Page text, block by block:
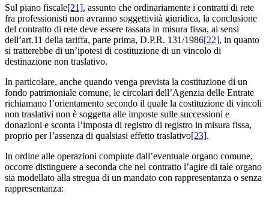
Sul piano fiscale[21], assunto che ordinariamente i contratti di rete
fra professionisti non avranno soggettività giuridica, la conclusione
del contratto di rete deve essere tassata in misura fissa, ai sensi
dell’art.11 della tariffa, parte prima, D.P.R. 131/1986[22], in quanto
si tratterebbe di un’ipotesi di costituzione di un vincolo di
destinazione non traslativo.
In particolare, anche quando venga prevista la costituzione di un
fondo patrimoniale comune, le circolari dell’Agenzia delle Entrate
richiamano l’orientamento secondo il quale la costituzione di vincoli
non traslativi non è soggetta alle imposte sulle successioni e
donazioni e sconta l’imposta di registro di registro in misura fissa,
proprio per l’assenza di qualsiasi effetto traslativo[23].
In ordine alle operazioni compiute dall’eventuale organo comune,
occorre distinguere a seconda che nel contratto l’agire di tale organo
sia modellato alla stregua di un mandato con rappresentanza o senza
rappresentanza: